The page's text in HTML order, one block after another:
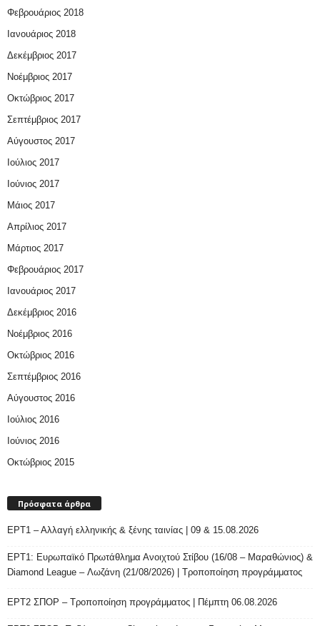
Φεβρουάριος 2018
Ιανουάριος 2018
Δεκέμβριος 2017
Νοέμβριος 2017
Οκτώβριος 2017
Σεπτέμβριος 2017
Αύγουστος 2017
Ιούλιος 2017
Ιούνιος 2017
Μάιος 2017
Απρίλιος 2017
Μάρτιος 2017
Φεβρουάριος 2017
Ιανουάριος 2017
Δεκέμβριος 2016
Νοέμβριος 2016
Οκτώβριος 2016
Σεπτέμβριος 2016
Αύγουστος 2016
Ιούλιος 2016
Ιούνιος 2016
Οκτώβριος 2015
Πρόσφατα άρθρα
ΕΡΤ1 – Αλλαγή ελληνικής & ξένης ταινίας | 09 & 15.08.2026
ΕΡΤ1: Ευρωπαϊκό Πρωτάθλημα Ανοιχτού Στίβου (16/08 – Μαραθώνιος) &
Diamond League – Λωζάνη (21/08/2026) | Τροποποίηση προγράμματος
ΕΡΤ2 ΣΠΟΡ – Τροποποίηση προγράμματος | Πέμπτη 06.08.2026